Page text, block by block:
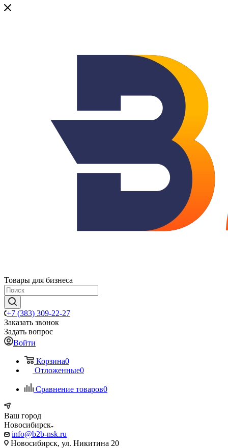
Товары для бизнеса
+7 (383) 309-22-27
Заказать звонок
Задать вопрос
Войти
Корзина0
Отложенные0
Сравнение товаров0
Ваш город
Новосибирск
info@b2b-nsk.ru
Новосибирск, ул. Никитина 20